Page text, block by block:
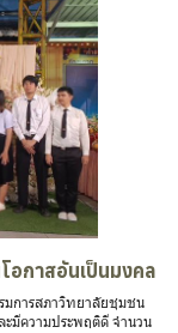
อกาสอันเป็นมงคล
การสภาวิทยาลัยชุมชน
มีความประพฤติดี จำนวน